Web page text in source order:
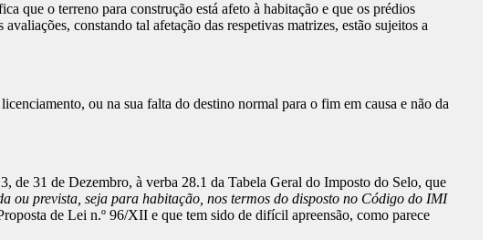
que o terreno para construção está afeto à habitação e que os prédios
constando tal afetação das respetivas matrizes, estão sujeitos a
ou na sua falta do destino normal para o fim em causa e não da
de 31 de Dezembro, à verba 28.1 da Tabela Geral do Imposto do Selo, que
prevista, seja para habitação, nos termos do disposto no Código do IMI
de Lei n.º 96/XII e que tem sido de difícil apreensão, como parece